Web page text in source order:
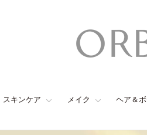
スキンケア メイク ヘア＆